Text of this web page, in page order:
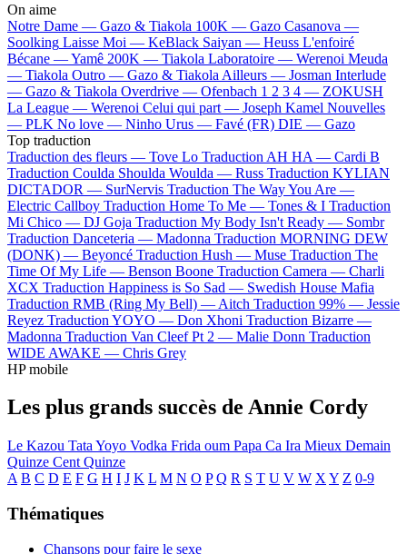
On aime
Notre Dame — Gazo & Tiakola 100K — Gazo Casanova —
Soolking Laisse Moi — KeBlack Saiyan — Heuss L'enfoiré
Bécane —Yamê 200K — Tiakola Laboratoire — Werenoi Meuda
— Tiakola Outro — Gazo & Tiakola Ailleurs — Josman Interlude
— Gazo & Tiakola Overdrive — Ofenbach 1 2 3 4 — ZOKUSH
La League — Werenoi Celui qui part — Joseph Kamel Nouvelles
— PLK No love — Ninho Urus — Favé (FR) DIE — Gazo
Top traduction
Traduction des fleurs — Tove Lo Traduction AH HA — Cardi B
Traduction Coulda Shoulda Woulda — Russ Traduction KYLIAN
DICTADOR — SurNervis Traduction The Way You Are —
Electric Callboy Traduction Home To Me — Tones & I Traduction
Mi Chico — DJ Goja Traduction My Body Isn't Ready — Sombr
Traduction Danceteria — Madonna Traduction MORNING DEW
(DONK) — Beyoncé Traduction Hush — Muse Traduction The
Time Of My Life — Benson Boone Traduction Camera — Charli
XCX Traduction Happiness is So Sad — Swedish House Mafia
Traduction RMB (Ring My Bell) — Aitch Traduction 99% — Jessie
Reyez Traduction YOYO — Don Xhoni Traduction Bizarre —
Madonna Traduction Van Cleef Pt 2 — Malie Donn Traduction
WIDE AWAKE — Chris Grey
HP mobile
Les plus grands succès de Annie Cordy
Le Kazou Tata Yoyo Vodka Frida oum Papa Ca Ira Mieux Demain
Quinze Cent Quinze
A B C D E F G H I J K L M N O P Q R S T U V W X Y Z 0-9
Thématiques
Chansons pour faire le sexe